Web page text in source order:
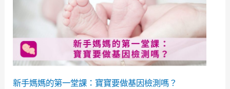
新手媽媽的第一堂課：寶寶要做基因檢測嗎？